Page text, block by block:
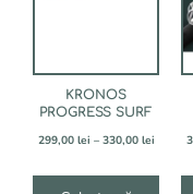
KRONOS
PROGRESS SURF
299,00 lei – 330,00 leiInterval
prețuri:
pot
alese
în
produsului.
în